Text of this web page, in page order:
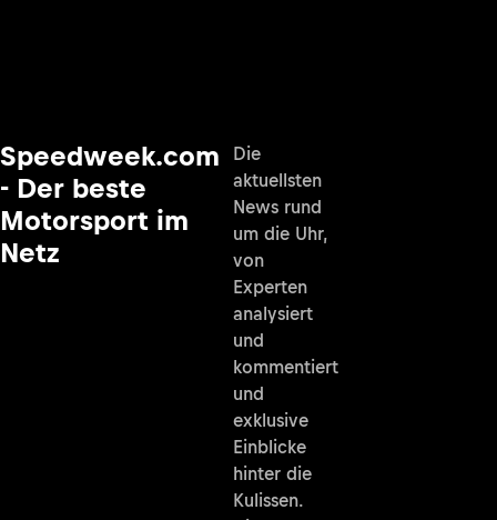
Speedweek.com
- Der beste
Motorsport im
Netz
Die
aktuellsten
News rund
um die Uhr,
von
Experten
analysiert
und
kommentiert
und
exklusive
Einblicke
hinter die
Kulissen.